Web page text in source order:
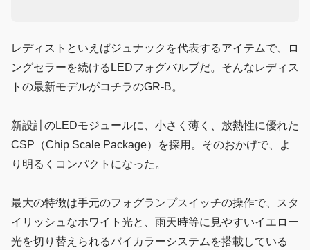
レディストといえばジュナックを代表するアイテムで、ロ
ングセラーを続けるLEDフォグバルブだ。そんなレディス
トの最新モデルがコチラのGR-B。
新設計のLEDモジュールに、小さく薄く、放熱性に優れた
CSP（Chip Scale Package）を採用。そのおかげで、よ
り明るくコンパクトになった。
最大の特徴は手元のフォグランプスイッチの操作で、スタ
イリッシュなホワイト光と、雨天時等に見やすいイエロー
光を切り替えられるバイカラーシステムを搭載している